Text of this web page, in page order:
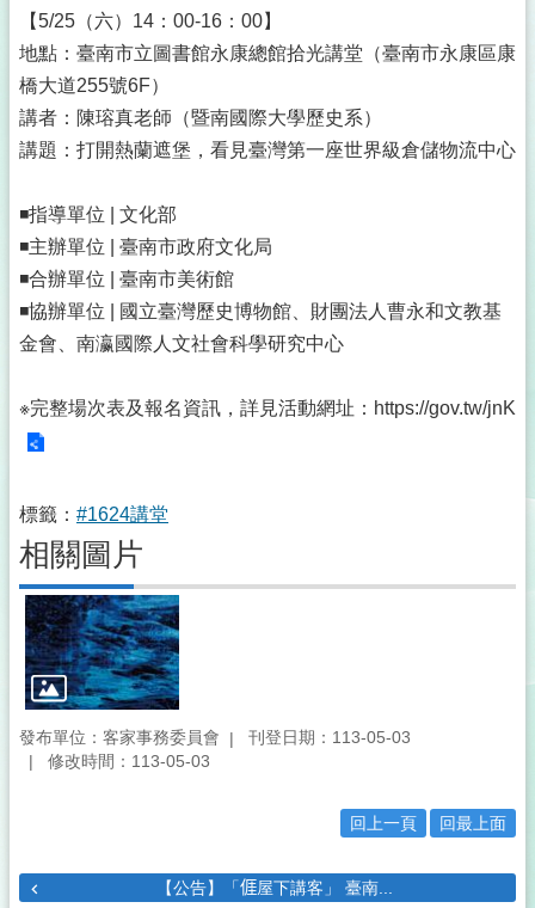
【5/25（六）14：00-16：00】
地點：臺南市立圖書館永康總館拾光講堂（臺南市永康區康
橋大道255號6F）
講者：陳瑢真老師（暨南國際大學歷史系）
講題：打開熱蘭遮堡，看見臺灣第一座世界級倉儲物流中心
◾指導單位 | 文化部
◾主辦單位 | 臺南市政府文化局
◾合辦單位 | 臺南市美術館
◾協辦單位 | 國立臺灣歷史博物館、財團法人曹永和文教基
金會、南瀛國際人文社會科學研究中心
※完整場次表及報名資訊，詳見活動網址： https://gov.tw/jnK
標籤： #1624講堂
相關圖片
發布單位：客家事務委員會
刊登日期：113-05-03
修改時間：113-05-03
回上一頁 回最上面
【公告】「𠊎屋下講客」 臺南...